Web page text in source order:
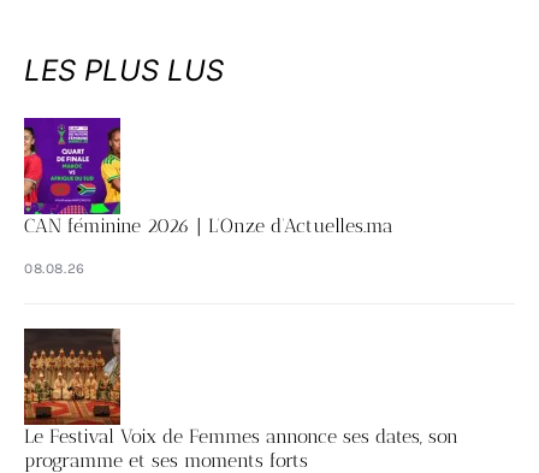
LES PLUS LUS
CAN féminine 2026 | L’Onze d’Actuelles.ma
08.08.26
Le Festival Voix de Femmes annonce ses dates, son
programme et ses moments forts